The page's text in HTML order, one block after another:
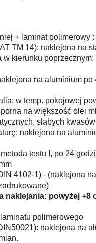
+ laminat polimerowy :
TM 14): naklejona na
kierunku poprzecznym;
na aluminium po
w temp. pokojowej
na większość olei
słabych
naklejona na
testu I, po 24
4102-1) - (naklejona
naklejania: powyżej +8
polimerowego
naklejona na